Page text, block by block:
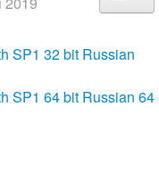
SP1 32 bit Russian
SP1 64 bit Russian 64